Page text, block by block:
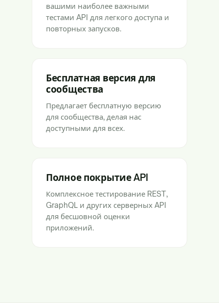
вашими наиболее важными
тестами API для легкого доступа и
повторных запусков.
Бесплатная версия для
сообщества
Предлагает бесплатную версию
для сообщества, делая нас
доступными для всех.
Полное покрытие API
Комплексное тестирование REST,
GraphQL и других серверных API
для бесшовной оценки
приложений.